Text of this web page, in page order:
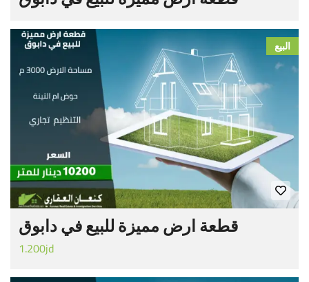
البيع
قطعة ارض مميزة للبيع في دابوق
1.200jd